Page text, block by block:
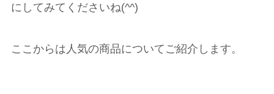
にしてみてくださいね(^^)
ここからは人気の商品についてご紹介します。